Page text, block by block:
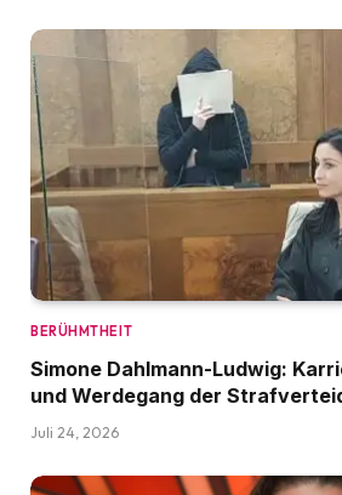
BERÜHMTHEIT
Simone Dahlmann-Ludwig:
und Werdegang der
Juli 24, 2026